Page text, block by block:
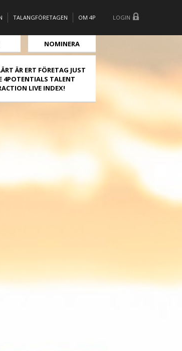
TALANGFÖRETAGEN OM 4P LOGIN
NOMINERA
ÄR ERT FÖRETAG JUST
4POTENTIALS TALENT
LIVE INDEX!